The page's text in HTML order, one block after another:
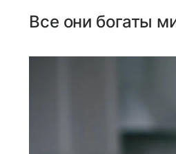
Все они богаты